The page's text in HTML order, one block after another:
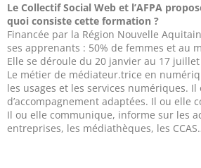
Le Collectif Social Web et l’AFPA
quoi consiste cette formation ?
Financée par la Région Nouvelle
ses apprenants : 50% de femmes et au
Elle se déroule du 20 janvier au 17
Le métier de médiateur.trice en
les usages et les services numériques.
d’accompagnement adaptées. Il ou
Il ou elle communique, informe sur les
entreprises, les médiathèques, les